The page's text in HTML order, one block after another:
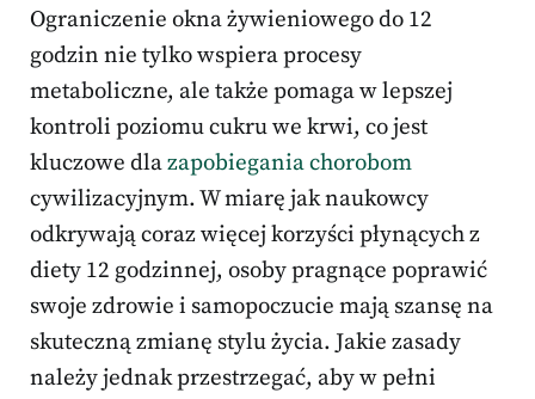
Ograniczenie okna żywieniowego do 12
godzin nie tylko wspiera procesy
metaboliczne, ale także pomaga w lepszej
kontroli poziomu cukru we krwi, co jest
kluczowe dlazapobiegania chorobom
cywilizacyjnym. W miarę jak naukowcy
odkrywają coraz więcej korzyści płynących z
diety 12 godzinnej, osoby pragnące poprawić
swoje zdrowie i samopoczucie mają szansę na
skuteczną zmianę stylu życia. Jakie zasady
należy jednak przestrzegać, aby w pełni